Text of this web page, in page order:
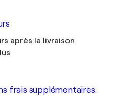
après la livraison
frais supplémentaires.